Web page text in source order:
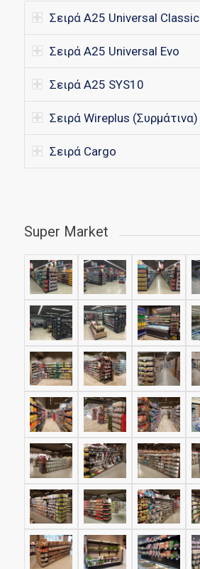
Σειρά Α25 Universal Classic
Σειρά Α25 Universal Evo
Σειρά Α25 SYS10
Σειρά Wireplus (Συρμάτινα)
Σειρά Cargo
Super Market